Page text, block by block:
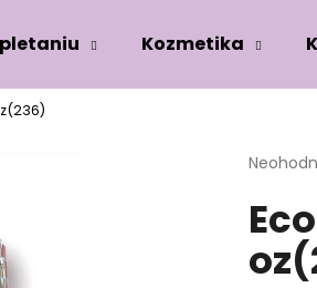
Kozmetika
produktu
je
z
Co potřebujete najít?